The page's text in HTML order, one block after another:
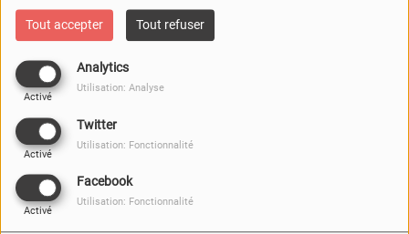
Tout accepter Tout refuser
Analytics
Activé
Utilisation: Analyse
Twitter
Activé
Utilisation: Fonctionnalité
Facebook
Activé
Utilisation: Fonctionnalité